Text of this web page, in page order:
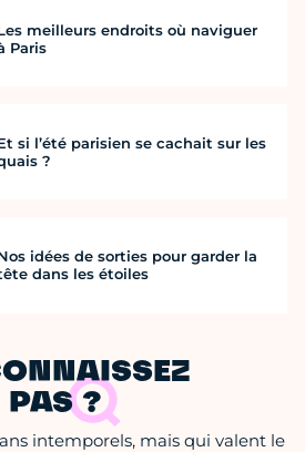
meilleurs endroits où naviguer
Paris
si l’été parisien se cachait sur les
?
idées de sorties pour garder la
dans les étoiles
PAS ?
intemporels, mais qui valent le